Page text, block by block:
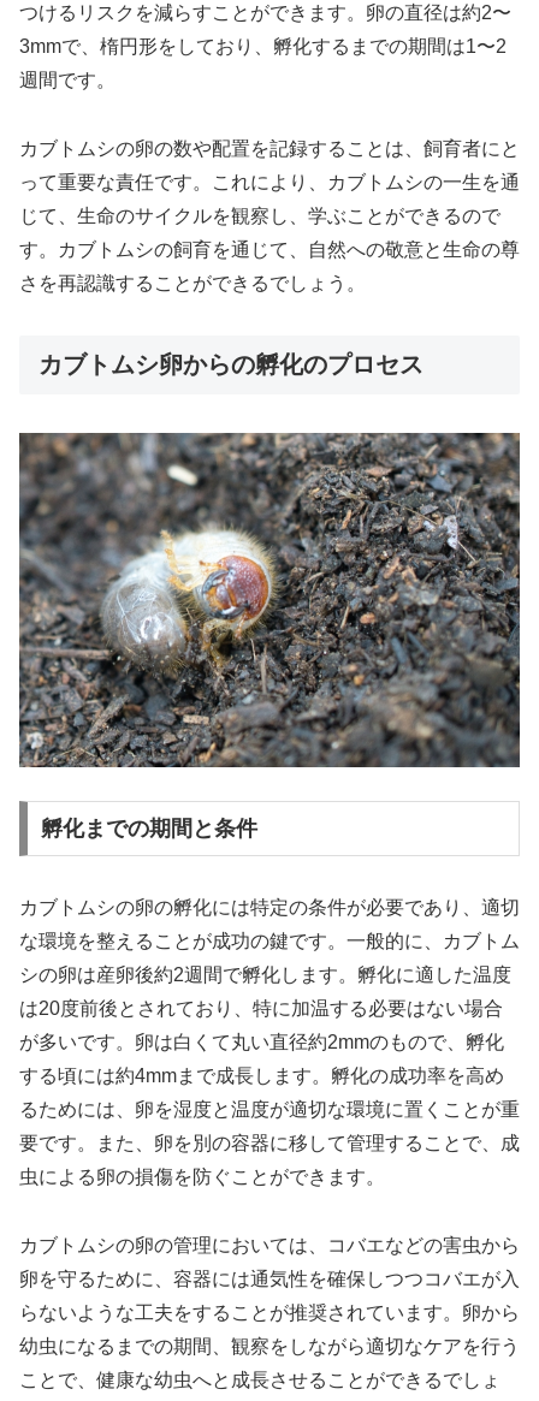
つけるリスクを減らすことができます。卵の直径は約2〜
3mmで、楕円形をしており、孵化するまでの期間は1〜2
週間です。
カブトムシの卵の数や配置を記録することは、飼育者にと
って重要な責任です。これにより、カブトムシの一生を通
じて、生命のサイクルを観察し、学ぶことができるので
す。カブトムシの飼育を通じて、自然への敬意と生命の尊
さを再認識することができるでしょう。
カブトムシ卵からの孵化のプロセス
孵化までの期間と条件
カブトムシの卵の孵化には特定の条件が必要であり、適切
な環境を整えることが成功の鍵です。一般的に、カブトム
シの卵は産卵後約2週間で孵化します。孵化に適した温度
は20度前後とされており、特に加温する必要はない場合
が多いです。卵は白くて丸い直径約2mmのもので、孵化
する頃には約4mmまで成長します。孵化の成功率を高め
るためには、卵を湿度と温度が適切な環境に置くことが重
要です。また、卵を別の容器に移して管理することで、成
虫による卵の損傷を防ぐことができます。
カブトムシの卵の管理においては、コバエなどの害虫から
卵を守るために、容器には通気性を確保しつつコバエが入
らないような工夫をすることが推奨されています。卵から
幼虫になるまでの期間、観察をしながら適切なケアを行う
ことで、健康な幼虫へと成長させることができるでしょ